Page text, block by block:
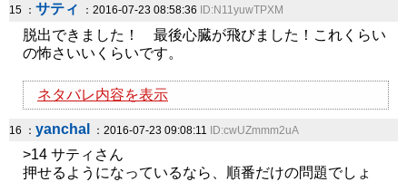
15 ： サティ ：2016-07-23 08:58:36 ID:N11yuwTPXM
脱出できました！ 最後心臓が飛びました！これくらい
の怖さいいくらいです。
ネタバレ内容を表示
16 ： yanchal ：2016-07-23 09:08:11 ID:cwUZmmm2uA
>14 サティさん
押せるようになっているなら、順番だけの問題でしょ